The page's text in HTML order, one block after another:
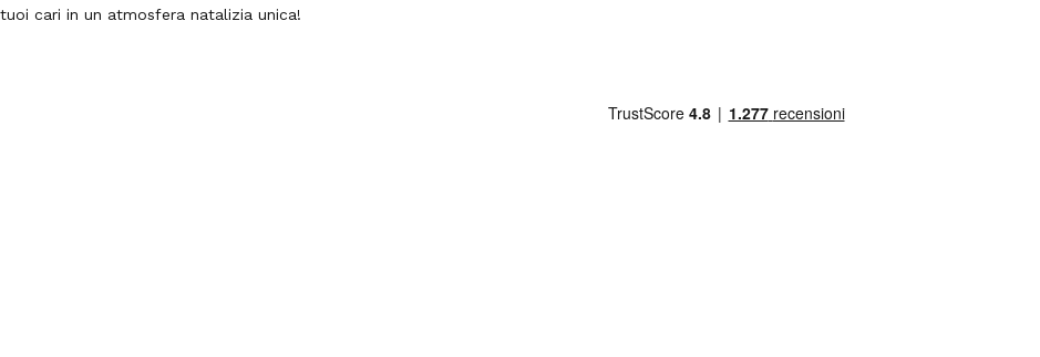
tuoi cari in un atmosfera natalizia unica!